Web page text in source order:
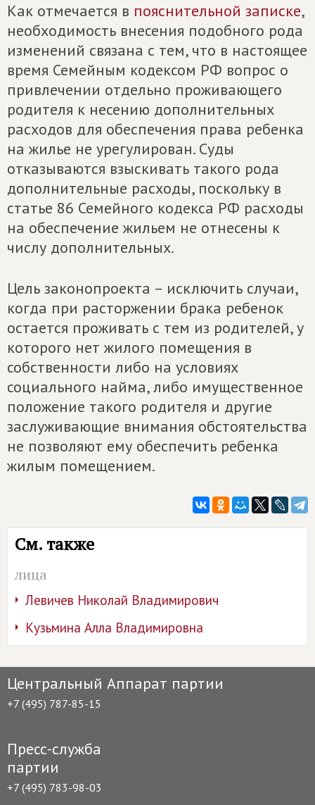
Как отмечается в пояснительной записке,
необходимость внесения подобного рода
изменений связана с тем, что в настоящее
время Семейным кодексом РФ вопрос о
привлечении отдельно проживающего
родителя к несению дополнительных
расходов для обеспечения права ребенка
на жилье не урегулирован. Суды
отказываются взыскивать такого рода
дополнительные расходы, поскольку в
статье 86 Семейного кодекса РФ расходы
на обеспечение жильем не отнесены к
числу дополнительных.
Цель законопроекта – исключить случаи,
когда при расторжении брака ребенок
остается проживать с тем из родителей, у
которого нет жилого помещения в
собственности либо на условиях
социального найма, либо имущественное
положение такого родителя и другие
заслуживающие внимания обстоятельства
не позволяют ему обеспечить ребенка
жилым помещением.
См. также
лица
Левичев Николай Владимирович
Кузьмина Алла Владимировна
Центральный Аппарат партии
+7 (495) 787-85-15
Пресс-служба
партии
+7 (495) 783-98-03